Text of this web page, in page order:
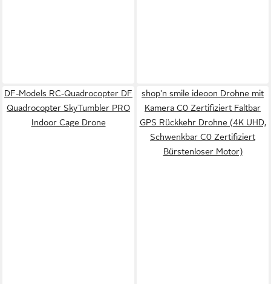
DF-Models RC-Quadrocopter DF
Quadrocopter SkyTumbler PRO
Indoor Cage Drone
shop'n smile ideoon Drohne mit
Kamera C0 Zertifiziert Faltbar
GPS Rückkehr Drohne (4K UHD,
Schwenkbar C0 Zertifiziert
Bürstenloser Motor)